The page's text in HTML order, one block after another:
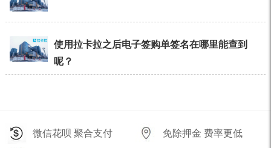
使用拉卡拉之后电子签购单签名在哪里能查到
呢？
微信花呗 聚合支付 免除押金 费率更低